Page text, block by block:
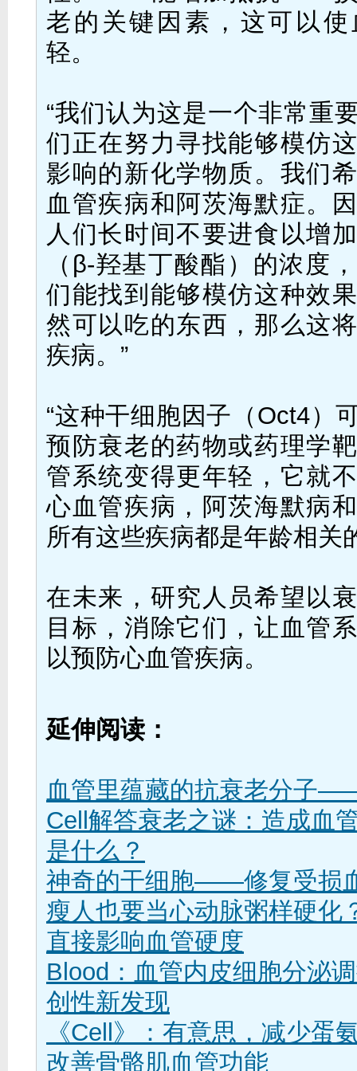
老的关键因素，这可以
轻。
“我们认为这是一个非常重
们正在努力寻找能够模仿
影响的新化学物质。我们
血管疾病和阿茨海默症。
人们长时间不要进食以增
（β-羟基丁酸酯）的浓度
们能找到能够模仿这种效
然可以吃的东西，那么这
疾病。”
“这种干细胞因子（Oct4）
预防衰老的药物或药理学
管系统变得更年轻，它就
心血管疾病，阿茨海默病
所有这些疾病都是年龄相关
在未来，研究人员希望以
目标，消除它们，让血管
以预防心血管疾病。
延伸阅读：
血管里蕴藏的抗衰老分子
Cell解答衰老之谜：造成血
是什么？
神奇的干细胞——修复受损
瘦人也要当心动脉粥样硬化
直接影响血管硬度
Blood：血管内皮细胞分泌
创性新发现
《Cell》：有意思，减少蛋
改善骨骼肌血管功能